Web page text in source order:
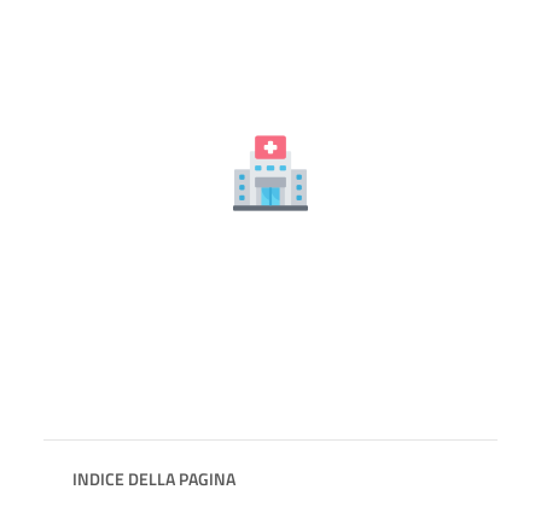
INDICE DELLA PAGINA